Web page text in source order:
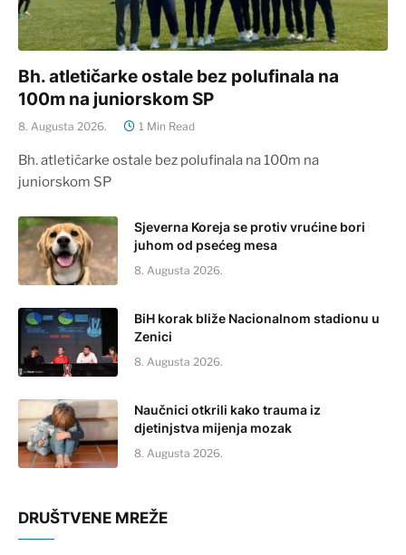
Bh. atletičarke ostale bez polufinala na
100m na juniorskom SP
8. Augusta 2026. 1 Min Read
Bh. atletičarke ostale bez polufinala na 100m na
juniorskom SP
Sjeverna Koreja se protiv vrućine bori
juhom od psećeg mesa
8. Augusta 2026.
BiH korak bliže Nacionalnom stadionu u
Zenici
8. Augusta 2026.
Naučnici otkrili kako trauma iz
djetinjstva mijenja mozak
8. Augusta 2026.
DRUŠTVENE MREŽE